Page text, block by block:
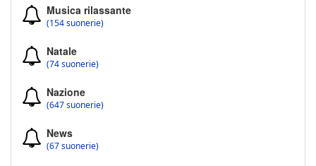
Musica rilassante
(154 suonerie)
Natale
(74 suonerie)
Nazione
(647 suonerie)
News
(67 suonerie)